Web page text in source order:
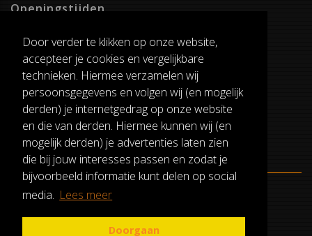
Door verder te klikken op onze website,
accepteer je cookies en vergelijkbare
technieken. Hiermee verzamelen wij
persoonsgegevens en volgen wij (en mogelijk
derden) je internetgedrag op onze website
en die van derden. Hiermee kunnen wij (en
mogelijk derden) je advertenties laten zien
die bij jouw interesses passen en zodat je
bijvoorbeeld informatie kunt delen op social
media. Lees meer
Doorgaan
Openingstijden
Dinsdag T/M Zaterdag
van 8:00-17:00
Verzenddagen
Dinsdag T/M Vrijdag
Pauze
12:30-13:00
RUILEN EN RETOURNEREN